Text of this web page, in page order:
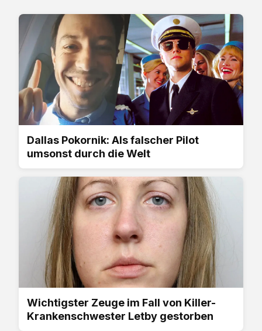
Dallas Pokornik: Als falscher Pilot
umsonst durch die Welt
Wichtigster Zeuge im Fall von Killer-
Krankenschwester Letby gestorben